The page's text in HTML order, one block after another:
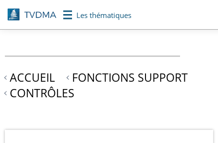
Aller
au
contenu
Les thématiques
ACCUEIL
FONCTIONS SUPPORT
CONTRÔLES